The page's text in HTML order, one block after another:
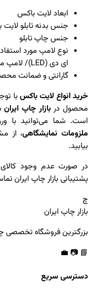
ابعاد لایت باکس
جنس بدنه تابلو
جنس چاپ تابلو
ای دی (LED)/ لامپ مهتابی)
گارانتی و ضمانت
خرید انواع لایت باکسبا
محصول دربازار چاپ ایران
است. شما می‌توانید با
ملزومات نمایشگاهی، از
بیابید.
در صورت عدم وجود
پشتیبانی بازار چاپ ایران
چ
بازار چاپ ایران
بزرگترین فروشگاه تخصصی چاپ
📘
📷
💼
دسترسی سریع